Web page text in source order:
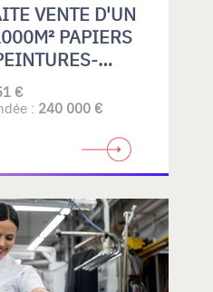
VENTE D'UN
PAPIERS
DE SOLS
GRAND
€
: 240 000 €